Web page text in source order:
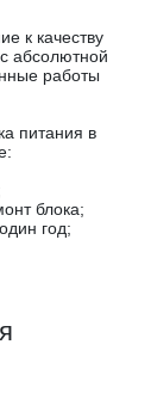
к качеству
абсолютной
работы
питания в
блока;
год;